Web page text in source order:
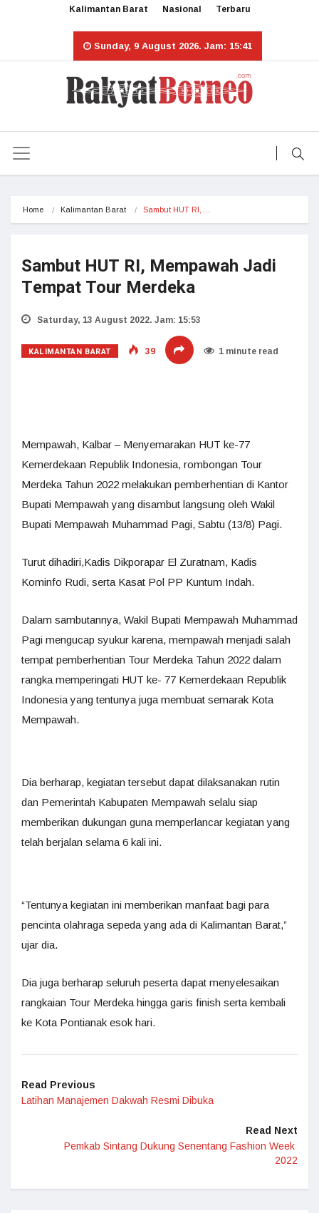
Kalimantan Barat Nasional Terbaru
Sunday, 9 August 2026. Jam: 15:41
Home Kalimantan Barat Sambut HUT RI,…
Sambut HUT RI, Mempawah Jadi
Tempat Tour Merdeka
Saturday, 13 August 2022. Jam: 15:53
KALIMANTAN BARAT 39 1 minute read
Mempawah, Kalbar – Menyemarakan HUT ke-77
Kemerdekaan Republik Indonesia, rombongan Tour
Merdeka Tahun 2022 melakukan pemberhentian di Kantor
Bupati Mempawah yang disambut langsung oleh Wakil
Bupati Mempawah Muhammad Pagi, Sabtu (13/8) Pagi.
Turut dihadiri,Kadis Dikporapar El Zuratnam, Kadis
Kominfo Rudi, serta Kasat Pol PP Kuntum Indah.
Dalam sambutannya, Wakil Bupati Mempawah Muhammad
Pagi mengucap syukur karena, mempawah menjadi salah
tempat pemberhentian Tour Merdeka Tahun 2022 dalam
rangka memperingati HUT ke- 77 Kemerdekaan Republik
Indonesia yang tentunya juga membuat semarak Kota
Mempawah.
Dia berharap, kegiatan tersebut dapat dilaksanakan rutin
dan Pemerintah Kabupaten Mempawah selalu siap
memberikan dukungan guna memperlancar kegiatan yang
telah berjalan selama 6 kali ini.
“Tentunya kegiatan ini memberikan manfaat bagi para
pencinta olahraga sepeda yang ada di Kalimantan Barat,”
ujar dia.
Dia juga berharap seluruh peserta dapat menyelesaikan
rangkaian Tour Merdeka hingga garis finish serta kembali
ke Kota Pontianak esok hari.
Read Previous
Latihan Manajemen Dakwah Resmi Dibuka
Read Next
Pemkab Sintang Dukung Senentang Fashion Week
2022